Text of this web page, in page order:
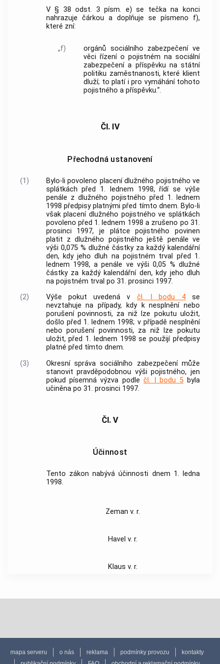
V § 38 odst. 3 písm. e) se tečka na konci
nahrazuje čárkou a doplňuje se písmeno f),
které zní:
„f)
orgánů sociálního zabezpečení ve
věci řízení o pojistném na sociální
zabezpečení a příspěvku na státní
politiku zaměstnanosti, které klient
dluží; to platí i pro vymáhání tohoto
pojistného a příspěvku.“.
Čl. IV
Přechodná ustanovení
(1)
Bylo-li povoleno placení dlužného pojistného ve
splátkách před 1. lednem 1998, řídí se výše
penále z dlužného pojistného před 1. lednem
1998 předpisy platnými před tímto dnem. Bylo-li
však placení dlužného pojistného ve splátkách
povoleno před 1. lednem 1998 a zrušeno po 31.
prosinci 1997, je plátce pojistného povinen
platit z dlužného pojistného ještě penále ve
výši 0,075 % dlužné částky za každý kalendářní
den, kdy jeho dluh na pojistném trval před 1.
lednem 1998, a penále ve výši 0,05 % dlužné
částky za každý kalendářní den, kdy jeho dluh
na pojistném trval po 31. prosinci 1997.
(2)
Výše pokut uvedená v čl. I bodu 4se
nevztahuje na případy, kdy k nesplnění nebo
porušení povinnosti, za niž lze pokutu uložit,
došlo před 1. lednem 1998; v případě nesplnění
nebo porušení povinnosti, za niž lze pokutu
uložit, před 1. lednem 1998 se použijí předpisy
platné před tímto dnem.
(3)
Okresní správa sociálního zabezpečení může
stanovit pravděpodobnou výši pojistného, jen
pokud písemná výzva podlečl. I bodu 5byla
učiněna po 31. prosinci 1997.
Čl. V
Účinnost
Tento zákon nabývá účinnosti dnem 1. ledna
1998.
Zeman v. r.
Havel v. r.
Klaus v. r.
mapa serveru o nás reklama podmínky provozu
kontakty